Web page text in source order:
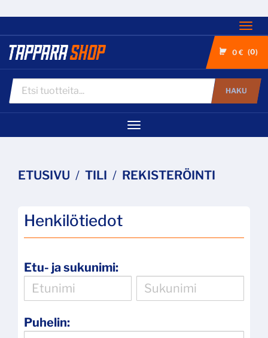
0 € 0
HAKU
Navigaatio
ETUSIVU TILI REKISTERÖINTI
Henkilötiedot
Etu- ja sukunimi:
Puhelin: